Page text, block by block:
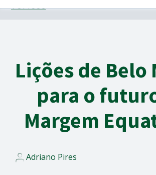
TÓPICOS
Lições de Belo
para o
Margem
Adriano Pires